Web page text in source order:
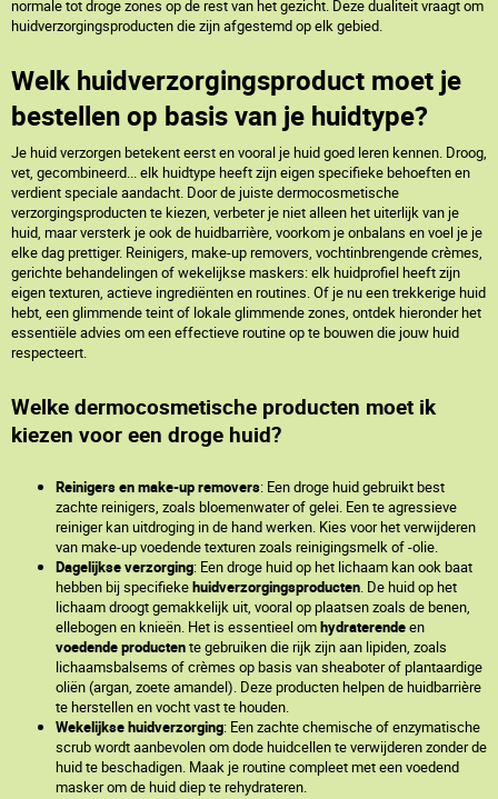
normale tot droge zones op de rest van het gezicht. Deze dualiteit vraagt om
huidverzorgingsproducten die zijn afgestemd op elk gebied.
Welk huidverzorgingsproduct moet je
bestellen op basis van je huidtype?
Je huid verzorgen betekent eerst en vooral je huid goed leren kennen. Droog,
vet, gecombineerd... elk huidtype heeft zijn eigen specifieke behoeften en
verdient speciale aandacht. Door de juiste dermocosmetische
verzorgingsproducten te kiezen, verbeter je niet alleen het uiterlijk van je
huid, maar versterk je ook de huidbarrière, voorkom je onbalans en voel je je
elke dag prettiger. Reinigers, make-up removers, vochtinbrengende crèmes,
gerichte behandelingen of wekelijkse maskers: elk huidprofiel heeft zijn
eigen texturen, actieve ingrediënten en routines. Of je nu een trekkerige huid
hebt, een glimmende teint of lokale glimmende zones, ontdek hieronder het
essentiële advies om een effectieve routine op te bouwen die jouw huid
respecteert.
Welke dermocosmetische producten moet ik
kiezen voor een droge huid?
Reinigers en make-up removers: Een droge huid gebruikt best
zachte reinigers, zoals bloemenwater of gelei. Een te agressieve
reiniger kan uitdroging in de hand werken. Kies voor het verwijderen
van make-up voedende texturen zoals reinigingsmelk of -olie.
Dagelijkse verzorging: Een droge huid op het lichaam kan ook baat
hebben bij specifiekehuidverzorgingsproducten. De huid op het
lichaam droogt gemakkelijk uit, vooral op plaatsen zoals de benen,
ellebogen en knieën. Het is essentieel omhydraterendeen
voedendeproductente gebruiken die rijk zijn aan lipiden, zoals
lichaamsbalsems of crèmes op basis van sheaboter of plantaardige
oliën (argan, zoete amandel). Deze producten helpen de huidbarrière
te herstellen en vocht vast te houden.
Wekelijkse huidverzorging: Een zachte chemische of enzymatische
scrub wordt aanbevolen om dode huidcellen te verwijderen zonder de
huid te beschadigen. Maak je routine compleet met een voedend
masker om de huid diep te rehydrateren.